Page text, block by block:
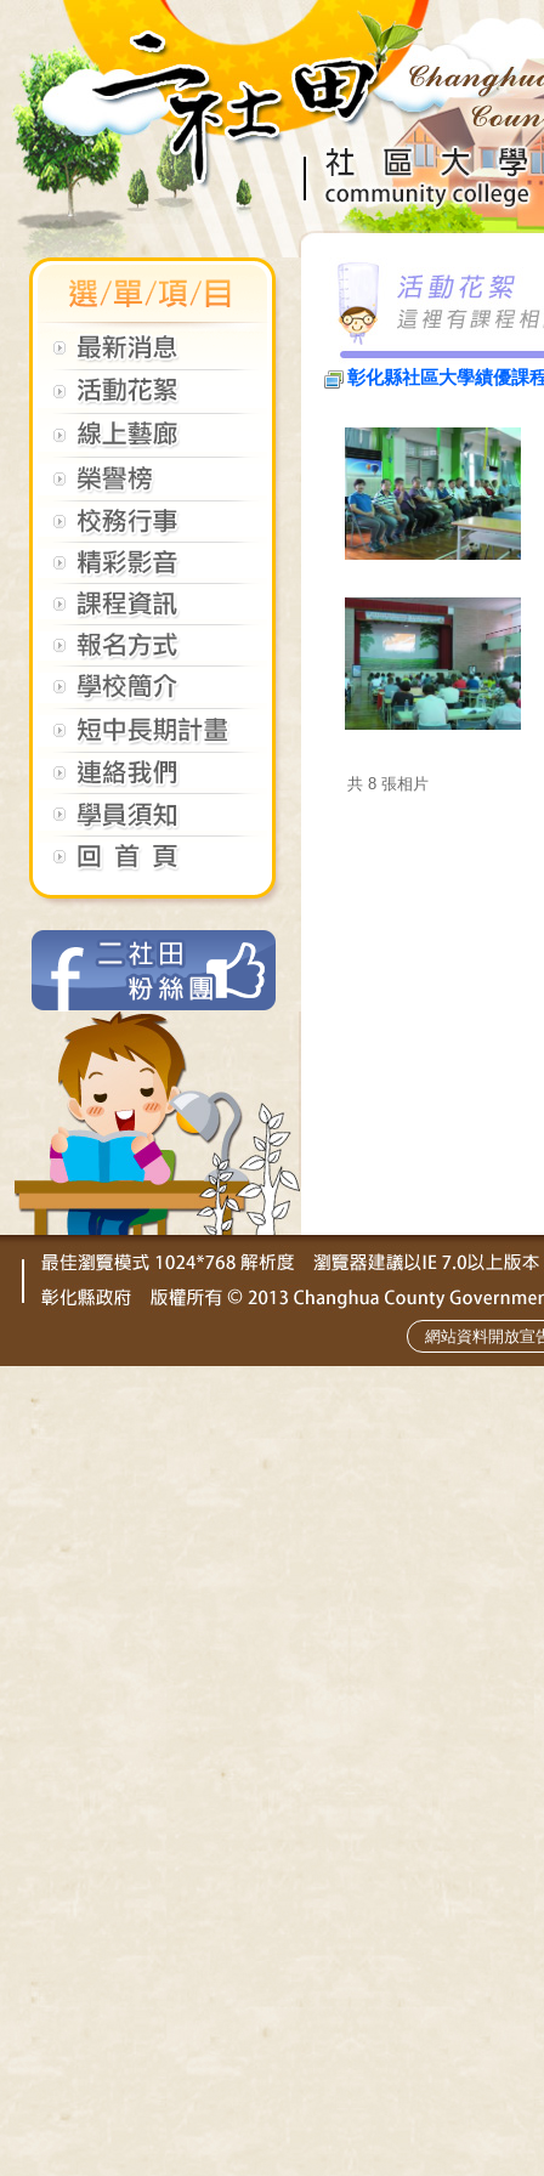
彰化縣社區大學績優課
共 8 張相片
網站資料開放宣